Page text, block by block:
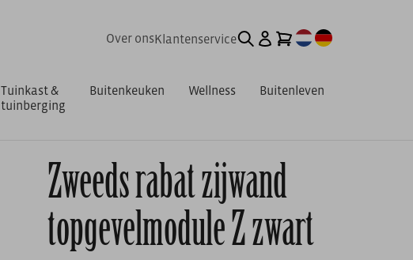
Over onsKlantenservice
Tuinkast &
tuinberging
Buitenkeuken Wellness Buitenleven
Zweeds rabat zijwand
topgevelmodule Z zwart